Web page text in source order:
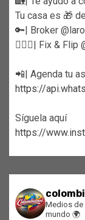
Tu casa es 🎁
🔑| Broker
👷🏼‍♀️| Fix & Flip
📲| Agenda tu
https://
Síguela aquí
https://
Medios de
mundo 🌍